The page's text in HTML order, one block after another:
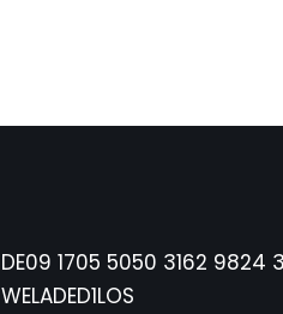
DE09 1705 5050 3162 9824
WELADED1LOS